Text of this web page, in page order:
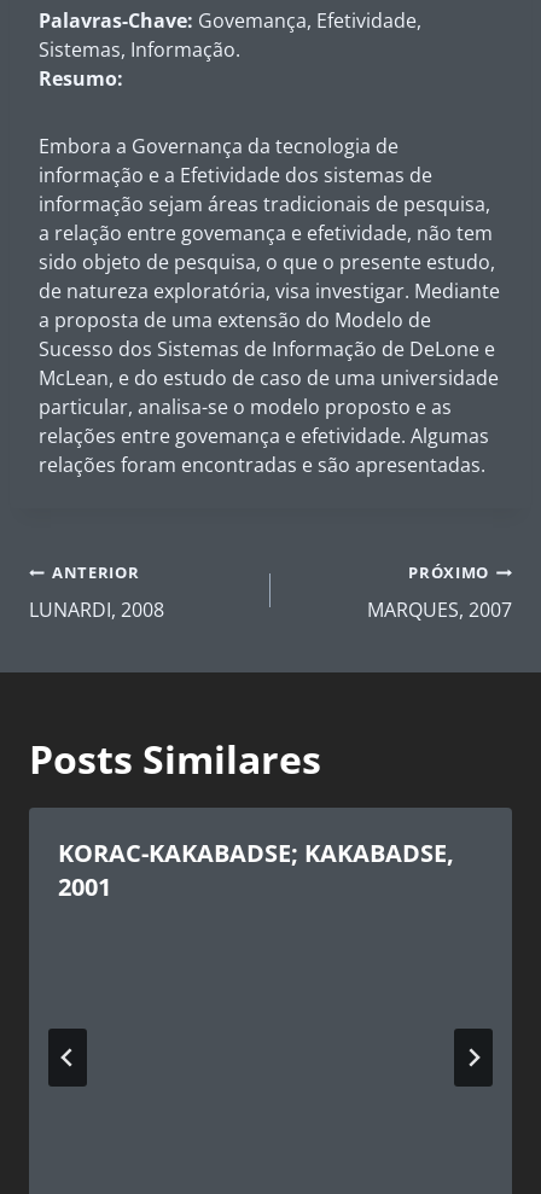
Palavras-Chave: Govemança, Efetividade,
Sistemas, Informação.
Resumo:
Embora a Governança da tecnologia de
informação e a Efetividade dos sistemas de
informação sejam áreas tradicionais de pesquisa,
a relação entre govemança e efetividade, não tem
sido objeto de pesquisa, o que o presente estudo,
de natureza exploratória, visa investigar. Mediante
a proposta de uma extensão do Modelo de
Sucesso dos Sistemas de Informação de DeLone e
McLean, e do estudo de caso de uma universidade
particular, analisa-se o modelo proposto e as
relações entre govemança e efetividade. Algumas
relações foram encontradas e são apresentadas.
Navegação
de
ANTERIOR
LUNARDI, 2008
PRÓXIMO
MARQUES, 2007
Posts Similares
KORAC-KAKABADSE; KAKABADSE,
2001